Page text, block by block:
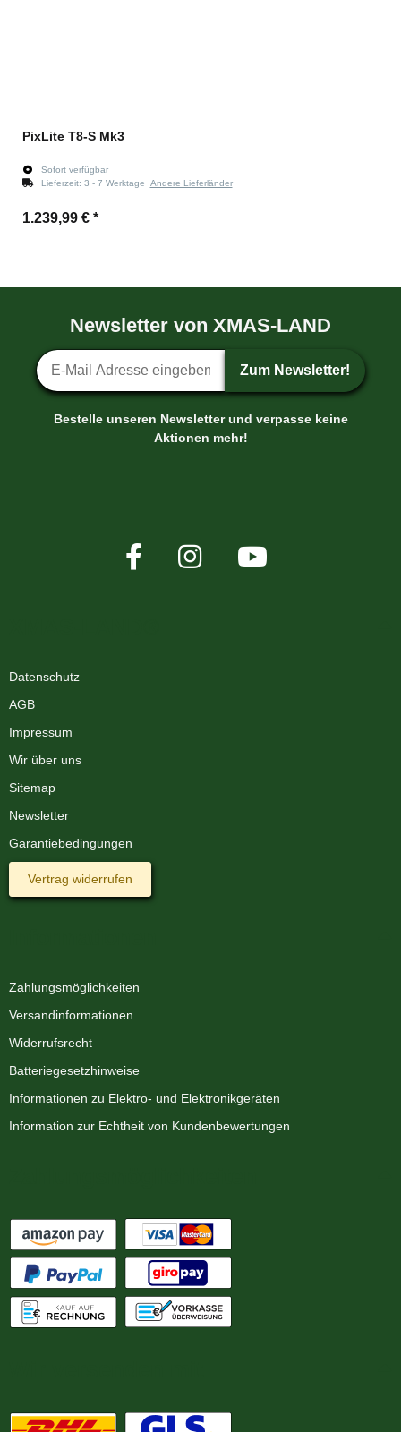
PixLite T8-S Mk3
Sofort verfügbar
Lieferzeit: 3 - 7 Werktage Andere Lieferländer
1.239,99 € *
Newsletter von XMAS-LAND
Newsletter-Anmeldung
Zum Newsletter!
Bestelle unseren Newsletter und verpasse keine
Aktionen mehr!
Datenschutz
AGB
Impressum
Wir über uns
Sitemap
Newsletter
Garantiebedingungen
Vertrag widerrufen
Zahlungsmöglichkeiten
Versandinformationen
Widerrufsrecht
Batteriegesetzhinweise
Informationen zu Elektro- und Elektronikgeräten
Information zur Echtheit von Kundenbewertungen